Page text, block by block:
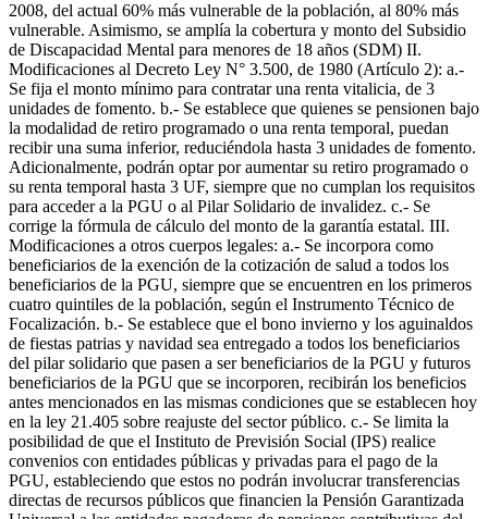
2008, del actual 60% más vulnerable de la población, al 80% más
vulnerable. Asimismo, se amplía la cobertura y monto del Subsidio
de Discapacidad Mental para menores de 18 años (SDM) II.
Modificaciones al Decreto Ley N° 3.500, de 1980 (Artículo 2): a.-
Se fija el monto mínimo para contratar una renta vitalicia, de 3
unidades de fomento. b.- Se establece que quienes se pensionen bajo
la modalidad de retiro programado o una renta temporal, puedan
recibir una suma inferior, reduciéndola hasta 3 unidades de fomento.
Adicionalmente, podrán optar por aumentar su retiro programado o
su renta temporal hasta 3 UF, siempre que no cumplan los requisitos
para acceder a la PGU o al Pilar Solidario de invalidez. c.- Se
corrige la fórmula de cálculo del monto de la garantía estatal. III.
Modificaciones a otros cuerpos legales: a.- Se incorpora como
beneficiarios de la exención de la cotización de salud a todos los
beneficiarios de la PGU, siempre que se encuentren en los primeros
cuatro quintiles de la población, según el Instrumento Técnico de
Focalización. b.- Se establece que el bono invierno y los aguinaldos
de fiestas patrias y navidad sea entregado a todos los beneficiarios
del pilar solidario que pasen a ser beneficiarios de la PGU y futuros
beneficiarios de la PGU que se incorporen, recibirán los beneficios
antes mencionados en las mismas condiciones que se establecen hoy
en la ley 21.405 sobre reajuste del sector público. c.- Se limita la
posibilidad de que el Instituto de Previsión Social (IPS) realice
convenios con entidades públicas y privadas para el pago de la
PGU, estableciendo que estos no podrán involucrar transferencias
directas de recursos públicos que financien la Pensión Garantizada